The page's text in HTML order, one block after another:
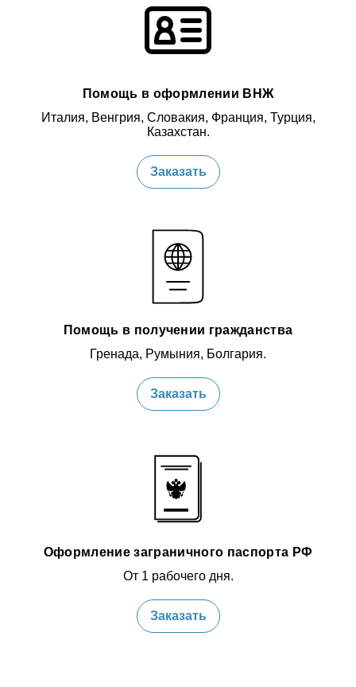
Помощь в оформлении ВНЖ
Италия, Венгрия, Словакия, Франция, Турция,
Казахстан.
Заказать
Помощь в получении гражданства
Гренада, Румыния, Болгария.
Заказать
Оформление заграничного паспорта РФ
От 1 рабочего дня.
Заказать